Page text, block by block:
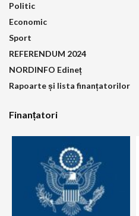
Politic
Economic
Sport
REFERENDUM 2024
NORDINFO Edineț
Rapoarte și lista finanțatorilor
Finanțatori